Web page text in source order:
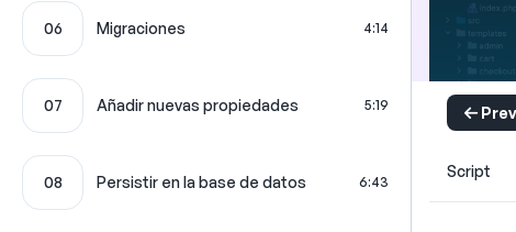
06 Migraciones 4:14
07 Añadir nuevas propiedades 5:19
08 Persistir en la base de datos 6:43
Script